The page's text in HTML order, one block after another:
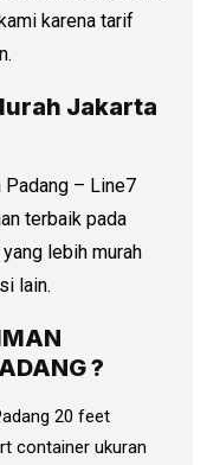
karena tarif
Jakarta
Padang – Line7
terbaik pada
lebih murah
lain.
?
20 feet
container ukuran